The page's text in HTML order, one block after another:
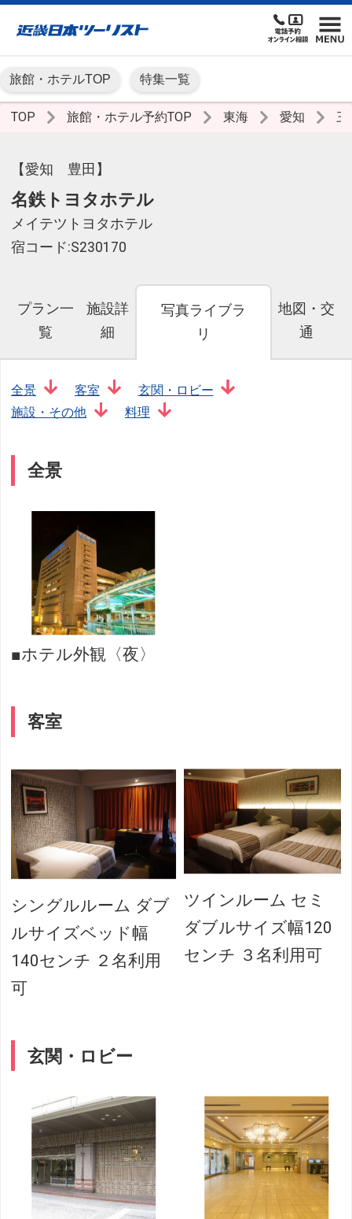
旅館・ホテルTOP 特集一覧
TOP 旅館・ホテル予約TOP 東海 愛知 三
【愛知 豊田】
名鉄トヨタホテル
メイテツトヨタホテル
宿コード:S230170
プラン一
覧
施設詳
細
写真ライブラ
リ
地図・交
通
全景 客室
玄関・ロビー
施設・その他
料理
全景
■ホテル外観〈夜〉
客室
シングルルーム ダブ
ルサイズベッド幅
140センチ ２名利用
可
ツインルーム セミ
ダブルサイズ幅120
センチ ３名利用可
玄関・ロビー